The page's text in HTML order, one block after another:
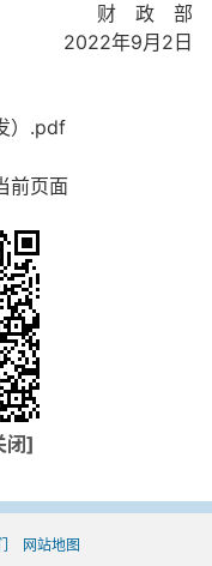
财 政 部
2022年9月2日
）.pdf
前页面
闭]
网站地图